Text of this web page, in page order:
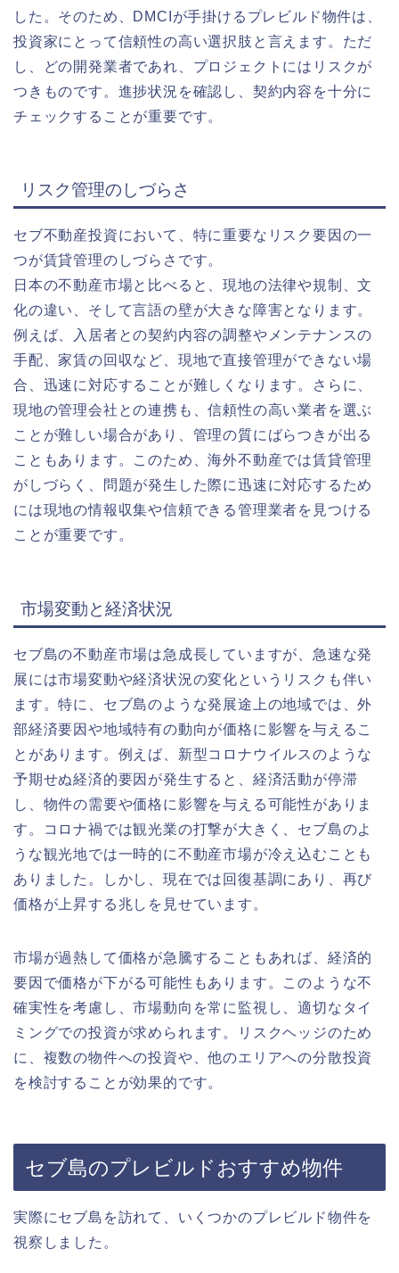
した。そのため、DMCIが手掛けるプレビルド物件は、
投資家にとって信頼性の高い選択肢と言えます。ただ
し、どの開発業者であれ、プロジェクトにはリスクが
つきものです。進捗状況を確認し、契約内容を十分に
チェックすることが重要です。
リスク管理のしづらさ
セブ不動産投資において、特に重要なリスク要因の一
つが賃貸管理のしづらさ です。
日本の不動産市場と比べると、現地の法律や規制、文
化の違い、そして言語の壁が大きな障害となります。
例えば、入居者との契約内容の調整やメンテナンスの
手配、家賃の回収など、現地で直接管理ができない場
合、迅速に対応することが難しくなります。さらに、
現地の管理会社との連携も、信頼性の高い業者を選ぶ
ことが難しい場合があり、管理の質にばらつきが出る
こともあります。このため、海外不動産では賃貸管理
がしづらく、問題が発生した際に迅速に対応するため
には現地の情報収集や信頼できる管理業者を見つける
ことが重要です。
市場変動と経済状況
セブ島の不動産市場は急成長していますが、急速な発
展には市場変動や経済状況の変化というリスクも伴い
ます。特に、セブ島のような発展途上の地域では、外
部経済要因や地域特有の動向が価格に影響を与えるこ
とがあります。例えば、 新型コロナウイルスのような
予期せぬ経済的要因が発生すると、経済活動が停滞
し、物件の需要や価格に影響を与える可能性がありま
す。コロナ禍では観光業の打撃が大きく、セブ島のよ
うな観光地では一時的に不動産市場が冷え込むことも
ありました。しかし、現在では回復基調にあり、再び
価格が上昇する兆しを見せています。
市場が過熱して価格が急騰することもあれば、経済的
要因で価格が下がる可能性もあります。このような不
確実性を考慮し、市場動向を常に監視し、適切なタイ
ミングでの投資が求められます。リスクヘッジのため
に、 複数の物件への投資や、他のエリアへの分散投資
を検討することが効果的です。
セブ島のプレビルドおすすめ物件
実際にセブ島を訪れて、いくつかのプレビルド物件を
視察しました。